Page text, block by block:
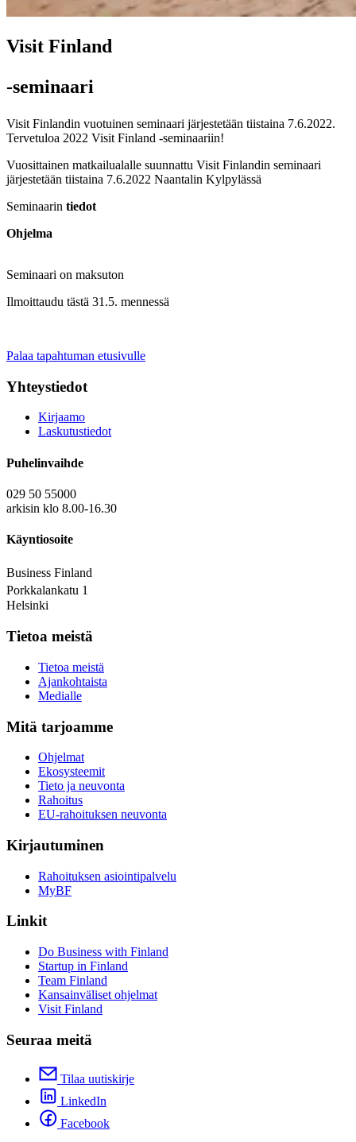
Visit Finland
-seminaari
Visit Finlandin vuotuinen seminaari järjestetään tiistaina 7.6.2022.
Tervetuloa 2022 Visit Finland -seminaariin!
Vuosittainen matkailualalle suunnattu Visit Finlandin seminaari
järjestetään tiistaina 7.6.2022 Naantalin Kylpylässä
Seminaarin tiedot
Ohjelma
Seminaari on maksuton
Ilmoittaudu tästä 31.5. mennessä
Palaa tapahtuman etusivulle
Yhteystiedot
Kirjaamo
Laskutustiedot
Puhelinvaihde
029 50 55000
arkisin klo 8.00-16.30
Käyntiosoite
Business Finland
Porkkalankatu 1
Helsinki
Tietoa meistä
Tietoa meistä
Ajankohtaista
Medialle
Mitä tarjoamme
Ohjelmat
Ekosysteemit
Tieto ja neuvonta
Rahoitus
EU-rahoituksen neuvonta
Kirjautuminen
Rahoituksen asiointipalvelu
MyBF
Linkit
Do Business with Finland
Startup in Finland
Team Finland
Kansainväliset ohjelmat
Visit Finland
Seuraa meitä
Tilaa uutiskirje
LinkedIn
Facebook